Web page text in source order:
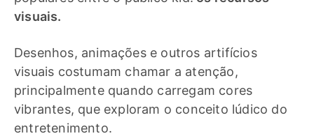
visuais.
Desenhos, animações e outros artifícios
visuais costumam chamar a atenção,
principalmente quando carregam cores
vibrantes, que exploram o conceito lúdico do
entretenimento.